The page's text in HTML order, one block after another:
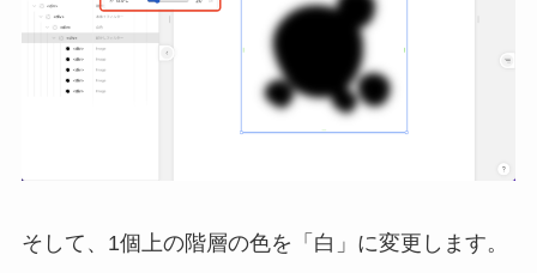
そして、1個上の階層の色を「白」に変更します。